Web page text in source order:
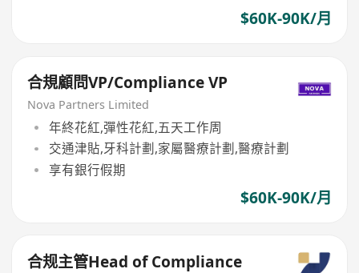
$60K-90K/月
合規顧問VP/Compliance VP
Nova Partners Limited
年終花紅,彈性花紅,五天工作周
交通津貼,牙科計劃,家屬醫療計劃,醫療計劃
享有銀行假期
$60K-90K/月
合规主管Head of Compliance